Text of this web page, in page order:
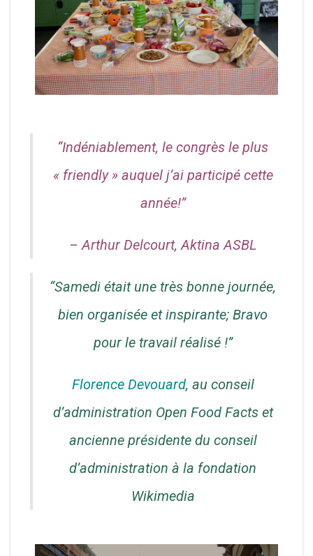
“Indéniablement, le congrès le plus
« friendly » auquel j’ai participé cette
année!”
– Arthur Delcourt, Aktina ASBL
“Samedi était une très bonne journée,
bien organisée et inspirante; Bravo
pour le travail réalisé !”
Florence Devouard, au conseil
d’administration Open Food Facts et
ancienne présidente du conseil
d’administration à la fondation
Wikimedia